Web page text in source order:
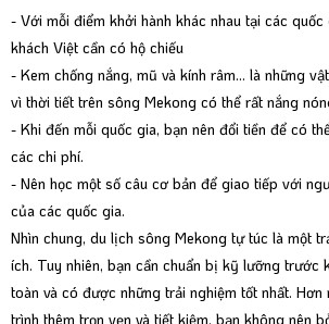
- Với mỗi điểm khởi hành khác nhau tại các
khách Việt cần có hộ chiếu
- Kem chống nắng, mũ và kính râm… là những
vì thời tiết trên sông Mekong có thể rất nắng
- Khi đến mỗi quốc gia, bạn nên đổi tiền để có
các chi phí.
- Nên học một số câu cơ bản để giao tiếp với
của các quốc gia.
Nhìn chung, du lịch sông Mekong tự túc là một
ích. Tuy nhiên, bạn cần chuẩn bị kỹ lưỡng trước
toàn và có được những trải nghiệm tốt nhất. Hơn
trình thêm trọn vẹn và tiết kiệm, bạn không nên